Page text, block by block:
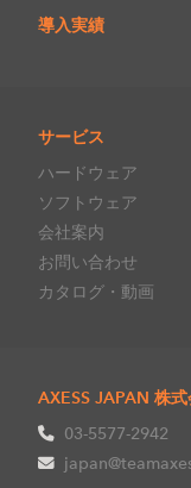
導入実績
サービス
ハードウェア
ソフトウェア
会社案内
お問い合わせ
カタログ・動画
AXESS JAPAN 株
03-5577-2942